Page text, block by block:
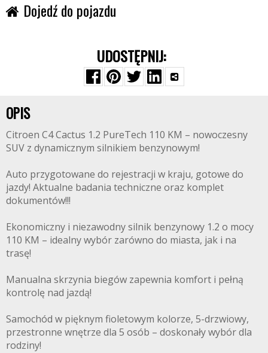
Dojedź do pojazdu
UDOSTĘPNIJ:
OPIS
Citroen C4 Cactus 1.2 PureTech 110 KM – nowoczesny
SUV z dynamicznym silnikiem benzynowym!
Auto przygotowane do rejestracji w kraju, gotowe do
jazdy! Aktualne badania techniczne oraz komplet
dokumentów!!!
Ekonomiczny i niezawodny silnik benzynowy 1.2 o mocy
110 KM – idealny wybór zarówno do miasta, jak i na
trasę!
Manualna skrzynia biegów zapewnia komfort i pełną
kontrolę nad jazdą!
Samochód w pięknym fioletowym kolorze, 5-drzwiowy,
przestronne wnętrze dla 5 osób – doskonały wybór dla
rodziny!